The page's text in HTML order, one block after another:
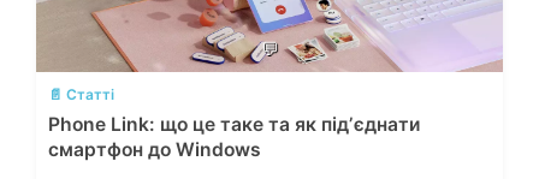
💬
📄 Статті
Phone Link: що це таке та як підʼєднати
смартфон до Windows